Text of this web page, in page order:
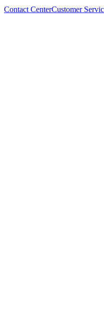
Contact CenterCustomer